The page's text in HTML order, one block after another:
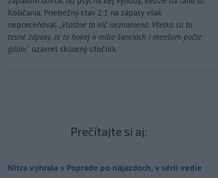
Košičania. Priebežný stav 2:1 na zápasy však
nepreceňoval. „Vlastne to nič neznamená. Všetko sú to
tesné zápasy. Je to hokej o málo šanciach i menšom počte
gólov,“ uzavrel skúsený útočník.
Prečítajte si aj:
Nitra vyhrala v Poprade po nájazdoch, v sérii vedie